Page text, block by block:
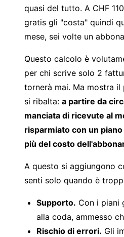
quasi del tutto. A CHF
gratis gli "costa" quindi
mese, sei volte un
Questo calcolo è
per chi scrive solo 2
tornerà mai. Ma mostra
si ribalta: a partire da
manciata di ricevute al
risparmiato con un
più del costo
A questo si aggiungono
senti solo quando è
Supporto. Con i piani
alla coda, ammesso
Rischio di errori. Gli